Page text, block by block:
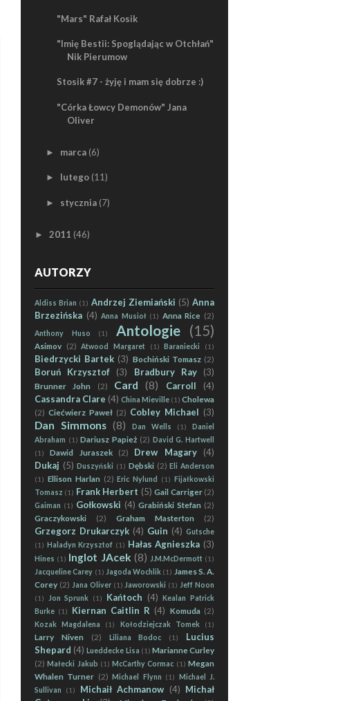
"Mars" Rafał Kosik
"Imię Bestii: Spoglądając w Otchłań"
Nik Pierumow
Stosik #7 - żyję i mam się dobrze :)
"Córka Łowcy Demonów" Jana
Oliver
► marca (6)
► lutego (11)
► stycznia (7)
► 2011 (46)
AUTORZY
Aldiss Brian (1) Andrzej Ziemiański (5) Anna
Brzezińska (4) Anna Musioł (1) Anna Rice (2)
Anthony Huso (1) Antologie (15)
Asimov (2) Atwood Margaret (1) Baraniecki (1)
Biedrzycki Bartek (3) Bochiński Tomasz (2)
Boruń Krzysztof (3) Bradbury Ray (3)
Brunner John (2) Card (8) Carroll
(4)
Cassandra Clare (4) China Mieville (1) Cholewa
(2) Ciećwierz Paweł (2) Cobley Michael (3)
Dan Simmons (8) Dan Wells (1)
Daniel
Abraham (1) Dariusz Papież (2) David G. Hartwell
(1)
Dawid Juraszek (2) Drew Magary
(4)
Dukaj (5) Duszyński (1) Dębski (2) Eli Anderson
(1) Ellison Harlan (2) Eric Nylund (1) Fijałkowski
Tomasz (1) Frank Herbert (5) Gail Carriger (2)
Gaiman (1) Gołkowski (4) Grabiński Stefan (2)
Graczykowski
(2) Graham Masterton (2)
Grzegorz Drukarczyk (4) Guin (4) Gutsche
(1) Haladyn Krzysztof (1) Hałas Agnieszka (3)
Hines (1) Inglot JAcek (8) J.M.McDermott (1)
Jacqueline Carey (1) Jagoda Wochlik (1) James S. A.
Corey (2) Jana Oliver (1) Jaworowski (1) Jeff Noon
(1)
Jon Sprunk (1) Kańtoch (4)
Kealan Patrick
Burke (1) Kiernan Caitlin R (4) Komuda (2)
Kozak Magdalena (1) Kołodziejczak Tomek (1)
Larry Niven (2) Liliana Bodoc (1)
Lucius
Shepard (4) Lueddecke Lisa (1) Marianne Curley
(2) Małecki Jakub (1) McCarthy Cormac (1) Megan
Whalen Turner (2) Michael Flynn (1) Michael J.
Sullivan
(1) Michaił Achmanow (4) Michał